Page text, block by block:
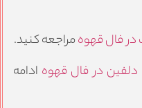
در فال قهوهمراجعه کنید.
دلفین در فال قهوهادامه